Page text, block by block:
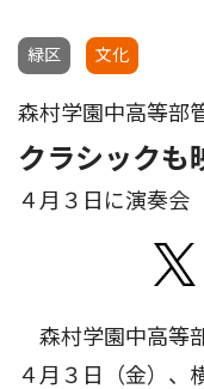
緑区 文化
森村学園中高等部
クラシックも
４月３日に演奏会
森村学園中高等
４月３日（金）、